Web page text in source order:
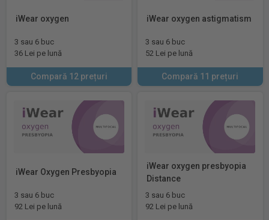
iWear oxygen
3 sau 6 buc
36 Lei pe lună
Compară 12 prețuri
iWear oxygen astigmatism
3 sau 6 buc
52 Lei pe lună
Compară 11 prețuri
iWear Oxygen Presbyopia
3 sau 6 buc
92 Lei pe lună
iWear oxygen presbyopia
Distance
3 sau 6 buc
92 Lei pe lună